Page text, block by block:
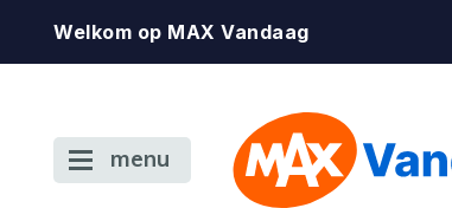
Welkom op MAX Vandaag
menu